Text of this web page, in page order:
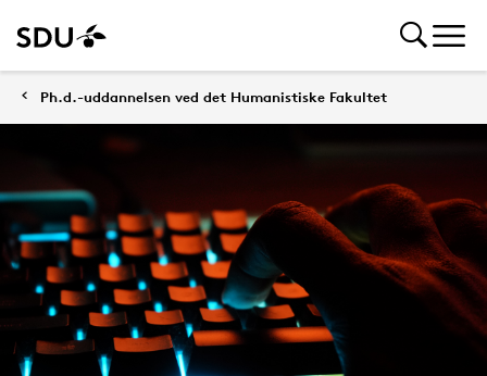
Ph.d.-uddannelsen ved det Humanistiske Fakultet